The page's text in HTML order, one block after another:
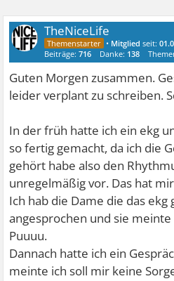
TheNiceLife
• Mitglied seit:
Beiträge:716 Danke: 138
Guten Morgen zusammen.
leider verplant zu schreiben.
In der früh hatte ich ein ekg
so fertig gemacht, da ich die
gehört habe also den
unregelmäßig vor. Das hat
Ich hab die Dame die das
angesprochen und sie
Puuuu.
Dannach hatte ich ein
meinte ich soll mir keine